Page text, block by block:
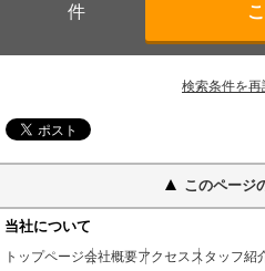
件
検索条件を再
このページ
当社について
トップページ会社概要アクセススタッフ紹